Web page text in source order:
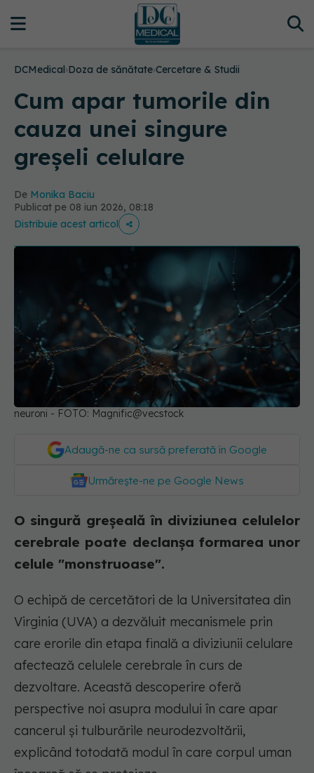
DCMedical›Doza de sănătate›Cercetare & Studii
Cum apar tumorile din
cauza unei singure
greșeli celulare
De Monika Baciu
Publicat pe 08 iun 2026, 08:18
Distribuie acest articol
neuroni - FOTO: Magnific@vecstock
Adaugă-ne ca sursă preferată în Google
Urmărește-ne pe Google News
O singură greșeală în diviziunea celulelor
cerebrale poate declanșa formarea unor
celule "monstruoase".
O echipă de cercetători de la Universitatea din
Virginia (UVA) a dezvăluit mecanismele prin
care erorile din etapa finală a diviziunii celulare
afectează celulele cerebrale în curs de
dezvoltare. Această descoperire oferă
perspective noi asupra modului în care apar
cancerul și tulburările neurodezvoltării,
explicând totodată modul în care corpul uman